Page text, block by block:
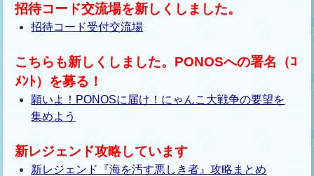
招待コード交流場を新しくしました。
招待コード受付交流場
こちらも新しくしました。PONOSへの署名（ｺ
ﾒﾝﾄ）を募る！
願いよ！PONOSに届け！にゃんこ大戦争の要望を
集めよう
新レジェンド攻略しています
新レジェンド『海を汚す悪しき者』攻略まとめ